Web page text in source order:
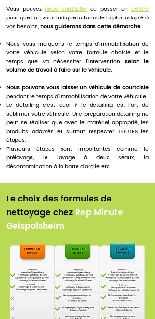
Vous pouveznous contacterou passer encentre
pour que l’on vous indique la formule la plus adapté à
vos besoins,nous guiderons dans cette démarche.
Nous vous indiquons le temps d’immobilisation de
votre véhicule selon votre formule choisie et le
temps que va nécessiter l’intervention selon le
volume de travail à faire sur le véhicule.
Nous pouvons vous laisser un véhicule de courtoisie
pendant le temps d’immobilisation de votre véhicule.
Le detailing c'est quoi ? le detailing est l'art de
sublimer votre véhicule. Une préparation detailing ne
peut se réaliser que avec le matériel approprié, les
produits adaptés et surtout respecter TOUTES les
étapes.
Plusieurs étapes sont importantes comme le
prélavage, le lavage à deux seaux, la
décontamination à la barre d'argile etc.
Le choix des formules de
nettoyage chez Rep Minute
Geispolsheim
🎉 Bienvenue dans
notre support !